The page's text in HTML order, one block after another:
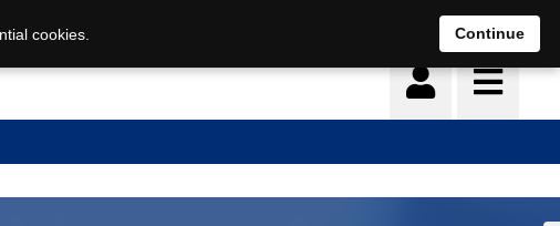
cookies. Continue